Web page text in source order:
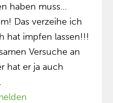
haben muss…
Das verzeihe ich
hat impfen lassen!!!
Versuche an
hat er ja auch